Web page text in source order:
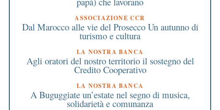
ASSOCIAZIONE CCR
Dal Marocco alle vie del Prosecco Un autunno di
turismo e cultura
LA NOSTRA BANCA
Agli oratori del nostro territorio il sostegno del
Credito Cooperativo
LA NOSTRA BANCA
A Buguggiate un’estate nel segno di musica,
solidarietà e comunanza